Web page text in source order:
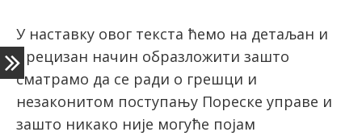
У наставку овог текста ћемо на детаљан и
прецизан начин образложити зашто
сматрамо да се ради о грешци и
незаконитом поступању Пореске управе и
зашто никако није могуће појам